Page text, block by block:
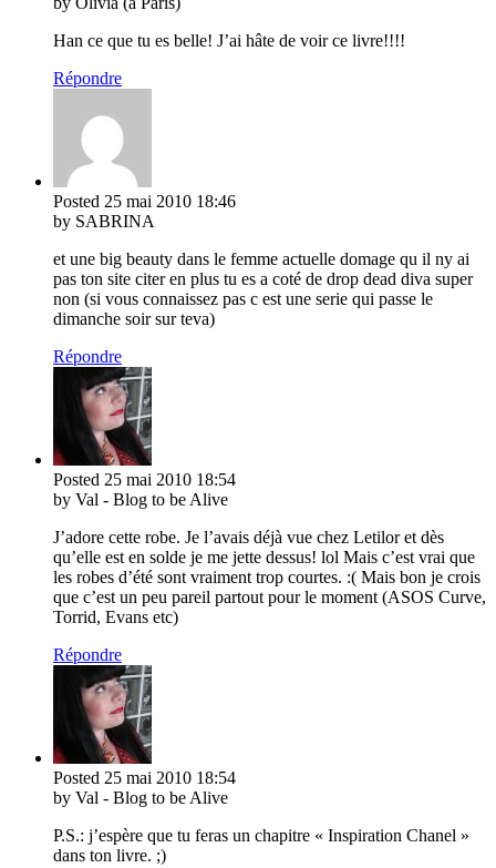
Han ce que tu es belle! J’ai hâte de voir ce livre!!!!
Répondre
Posted 25 mai 2010 18:46
by SABRINA
et une big beauty dans le femme actuelle domage qu il ny ai
pas ton site citer en plus tu es a coté de drop dead diva super
non (si vous connaissez pas c est une serie qui passe le
dimanche soir sur teva)
Répondre
Posted 25 mai 2010 18:54
by Val - Blog to be Alive
J’adore cette robe. Je l’avais déjà vue chez Letilor et dès
qu’elle est en solde je me jette dessus! lol Mais c’est vrai que
les robes d’été sont vraiment trop courtes. :( Mais bon je crois
que c’est un peu pareil partout pour le moment (ASOS Curve,
Torrid, Evans etc)
Répondre
Posted 25 mai 2010 18:54
by Val - Blog to be Alive
P.S.: j’espère que tu feras un chapitre « Inspiration Chanel »
dans ton livre. ;)